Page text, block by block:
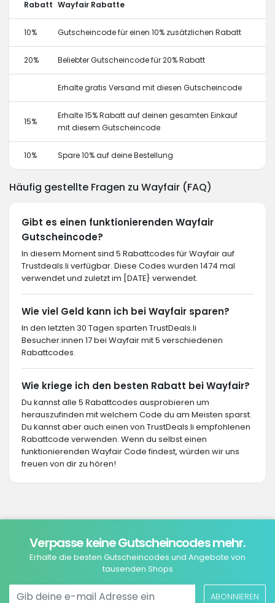
Rabatt Wayfair Rabatte
10% Gutscheincode für einen 10% zusätzlichen Rabatt
20% Beliebter Gutscheincode für 20% Rabatt
Erhalte gratis Versand mit diesen Gutscheincode
15%
Erhalte 15% Rabatt auf deinen gesamten Einkauf
mit diesem Gutscheincode
10% Spare 10% auf deine Bestellung
Häufig gestellte Fragen zu Wayfair (FAQ)
Gibt es einen funktionierenden Wayfair
Gutscheincode?
In diesem Moment sind 5 Rabattcodes für Wayfair auf
Trustdeals.li verfügbar. Diese Codes wurden 1474 mal
verwendet und zuletzt im [DATE} verwendet.
Wie viel Geld kann ich bei Wayfair sparen?
In den letzten 30 Tagen sparten TrustDeals.li
Besucher:innen 17 bei Wayfair mit 5 verschiedenen
Rabattcodes.
Wie kriege ich den besten Rabatt bei Wayfair?
Du kannst alle 5 Rabattcodes ausprobieren um
herauszufinden mit welchem Code du am Meisten sparst.
Du kannst aber auch einen von TrustDeals.li empfohlenen
Rabattcode verwenden. Wenn du selbst einen
funktionierenden Wayfair Code findest, würden wir uns
freuen von dir zu hören!
Verpasse keine Gutscheincodes mehr.
Erhalte die besten Gutscheincodes und Angebote von
tausenden Shops
ABONNIEREN